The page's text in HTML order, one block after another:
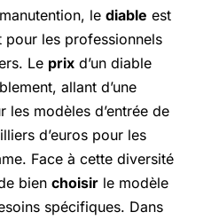
le diable est
pour les professionnels
Le prix d’un diable
allant d’une
les modèles d’entrée de
d’euros pour les
Face à cette diversité
bien choisir le modèle
spécifiques. Dans